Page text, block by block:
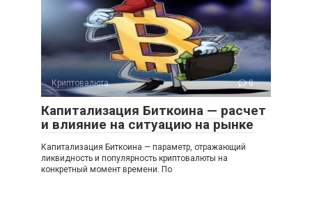
Криптовалюта 0
Капитализация Биткоина — расчет
и влияние на ситуацию на рынке
Капитализация Биткоина — параметр, отражающий
ликвидность и популярность криптовалюты на
конкретный момент времени. По